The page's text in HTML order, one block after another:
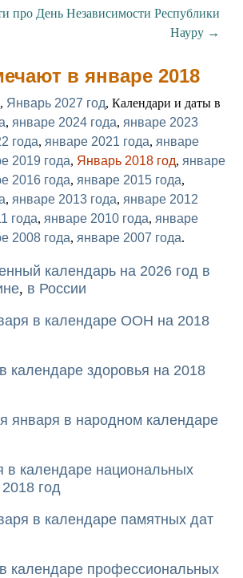
про День Независимости Республики
Науру →
в январе 2018
, Январь 2027 год, Календари и даты в
, январе 2024 года, январе 2023
года, январе 2021 года, январе
2019 года, Январь 2018 год, январе
2016 года, январе 2015 года,
, январе 2013 года, январе 2012
года, январе 2010 года, январе
2008 года, январе 2007 года.
календарь на 2026 год в
, в России
в календаре ООН на 2018
календаре здоровья на 2018
января в народном календаре
в календаре национальных
год
в календаре памятных дат
календаре профессиональных